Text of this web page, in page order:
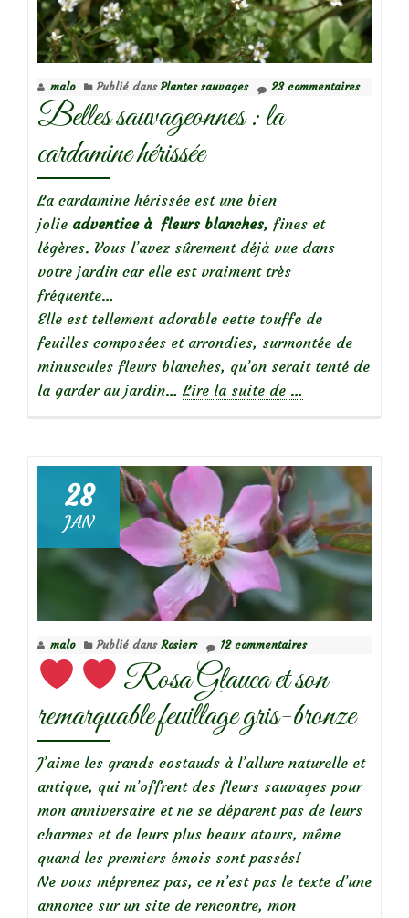
malo Publié dansPlantes sauvages 23 commentaires
Belles sauvageonnes : la
cardamine hérissée
La cardamine hérissée est une bien
jolie adventice à fleurs blanches, fines et
légères. Vous l’avez sûrement déjà vue dans
votre jardin car elle est vraiment très
fréquente…
Elle est tellement adorable cette touffe de
feuilles composées et arrondies, surmontée de
minuscules fleurs blanches, qu’on serait tenté de
la garder au jardin… Lire la suite de
:
la
cardamine
hérissée
…
28
JAN
malo Publié dans Rosiers 12 commentaires
Rosa Glauca et son
remarquable feuillage gris-bronze
J’aime les grands costauds à l’allure naturelle et
antique, qui m’offrent des fleurs sauvages pour
mon anniversaire et ne se déparent pas de leurs
charmes et de leurs plus beaux atours, même
quand les premiers émois sont passés!
Ne vous méprenez pas, ce n’est pas le texte d’une
annonce sur un site de rencontre, mon